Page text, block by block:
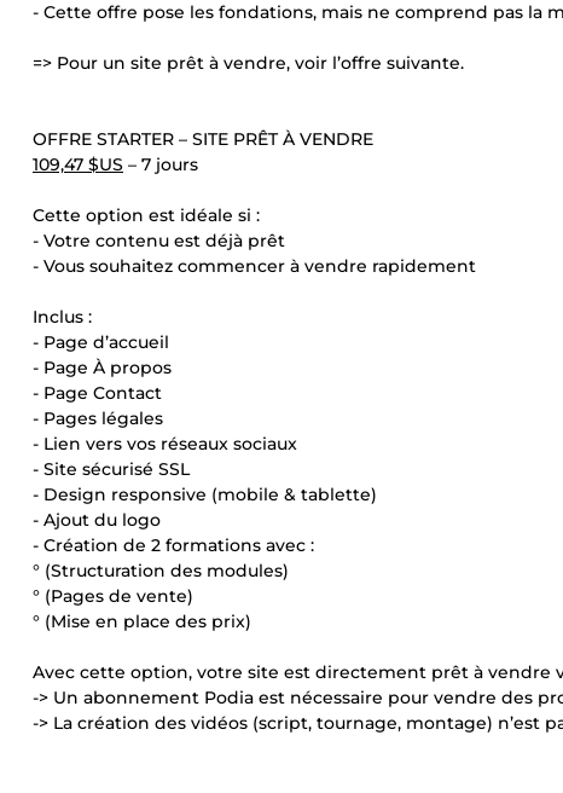
- Cette offre pose les fondations, mais ne comprend pas la
=> Pour un site prêt à vendre, voir l’offre suivante.
OFFRE STARTER – SITE PRÊT À VENDRE
109,47 $US – 7 jours
Cette option est idéale si :
- Votre contenu est déjà prêt
- Vous souhaitez commencer à vendre rapidement
Inclus :
- Page d’accueil
- Page À propos
- Page Contact
- Pages légales
- Lien vers vos réseaux sociaux
- Site sécurisé SSL
- Design responsive (mobile & tablette)
- Ajout du logo
- Création de 2 formations avec :
° (Structuration des modules)
° (Pages de vente)
° (Mise en place des prix)
Avec cette option, votre site est directement prêt à vendre
-> Un abonnement Podia est nécessaire pour vendre des
-> La création des vidéos (script, tournage, montage) n’est